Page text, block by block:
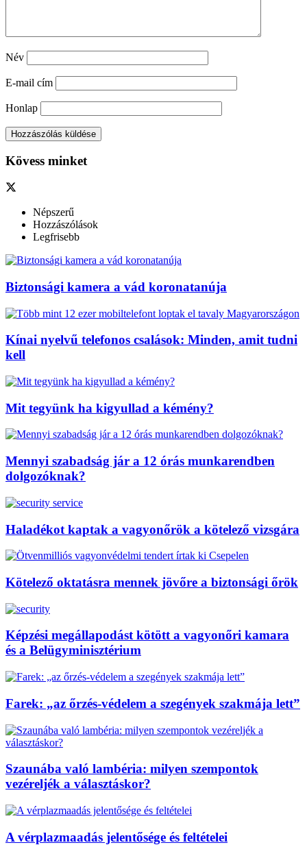
Név
E-mail cím
Honlap
Kövess minket
Népszerű
Hozzászólások
Legfrisebb
Biztonsági kamera a vád koronatanúja
Kínai nyelvű telefonos csalások: Minden, amit tudni
kell
Mit tegyünk ha kigyullad a kémény?
Mennyi szabadság jár a 12 órás munkarendben
dolgozóknak?
Haladékot kaptak a vagyonőrök a kötelező vizsgára
Kötelező oktatásra mennek jövőre a biztonsági őrök
Képzési megállapodást kötött a vagyonőri kamara
és a Belügyminisztérium
Farek: „az őrzés-védelem a szegények szakmája lett”
Szaunába való lambéria: milyen szempontok
vezéreljék a választáskor?
A vérplazmaadás jelentősége és feltételei